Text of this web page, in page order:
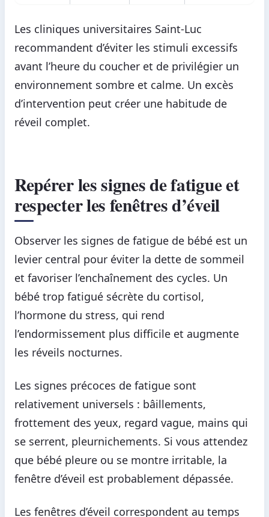
Les cliniques universitaires Saint-Luc
recommandent d’éviter les stimuli excessifs
avant l’heure du coucher et de privilégier un
environnement sombre et calme. Un excès
d’intervention peut créer une habitude de
réveil complet.
Repérer les signes de fatigue et
respecter les fenêtres d’éveil
Observer les signes de fatigue de bébé est un
levier central pour éviter la dette de sommeil
et favoriser l’enchaînement des cycles. Un
bébé trop fatigué sécrète du cortisol,
l’hormone du stress, qui rend
l’endormissement plus difficile et augmente
les réveils nocturnes.
Les signes précoces de fatigue sont
relativement universels : bâillements,
frottement des yeux, regard vague, mains qui
se serrent, pleurnichements. Si vous attendez
que bébé pleure ou se montre irritable, la
fenêtre d’éveil est probablement dépassée.
Les fenêtres d’éveil correspondent au temps